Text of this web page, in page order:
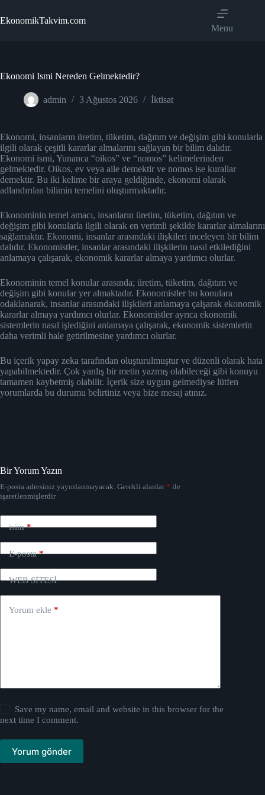
to
content
EkonomikTakvim.com
Menu
Ekonomi Ismi Nereden Gelmektedir?
admin 3 Ağustos 2026 İktisat
Ekonomi, insanların üretim, tüketim, dağıtım ve değişim gibi konularla
ilgili olarak çeşitli kararlar almalarını sağlayan bir bilim dalıdır.
Ekonomi ismi, Yunanca “oikos” ve “nomos” kelimelerinden
gelmektedir. Oikos, ev veya aile demektir ve nomos ise kurallar
demektir. Bu iki kelime bir araya geldiğinde, ekonomi olarak
adlandırılan bilimin temelini oluşturmaktadır.
Ekonominin temel amacı, insanların üretim, tüketim, dağıtım ve
değişim gibi konularla ilgili olarak en verimli şekilde kararlar almalarını
sağlamaktır. Ekonomi, insanlar arasındaki ilişkileri inceleyen bir bilim
dalıdır. Ekonomistler, insanlar arasındaki ilişkilerin nasıl etkilediğini
anlamaya çalışarak, ekonomik kararlar almaya yardımcı olurlar.
Ekonominin temel konular arasında; üretim, tüketim, dağıtım ve
değişim gibi konular yer almaktadır. Ekonomistler bu konulara
odaklanarak, insanlar arasındaki ilişkileri anlamaya çalşarak ekonomik
kararlar almaya yardımcı olurlar. Ekonomistler ayrıca ekonomik
sistemlerin nasıl işlediğini anlamaya çalışarak, ekonomik sistemlerin
daha verimli hale getirilmesine yardımcı olurlar.
Bu içerik yapay zeka tarafından oluşturulmuştur ve düzenli olarak hata
yapabilmektedir. Çok yanlış bir metin yazmış olabileceği gibi konuyu
tamamen kaybetmiş olabilir. İçerik size uygun gelmediyse lütfen
yorumlarda bu durumu belirtiniz veya bize mesaj atınız.
Bir Yorum Yazın
E-posta adresiniz yayınlanmayacak. Gerekli alanlar* ile
işaretlenmişlerdir
isim*
E-posta*
WEB SİTESİ
Yorum ekle *
Save my name, email and website in this browser for the
next time I comment.
Yorum gönder